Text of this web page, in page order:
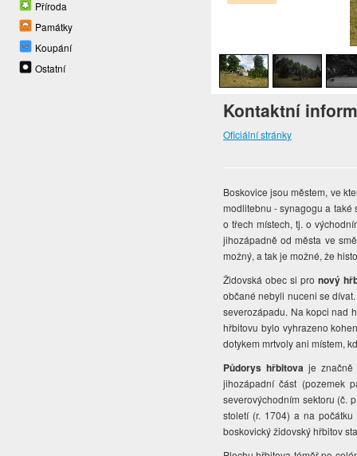
Příroda
Památky
Koupání
Ostatní
Kontaktní
Oficiální stránky
Boskovice jsou městem, ve
modlitebnu - synagogu a
o třech místech, tj. o
jihozápadně od města ve
možný, a tak je možné, že
Židovská obec si pro nový
občané nebyli nuceni se
severozápadu. Na kopci nad
hřbitovu bylo vyhrazeno
dotykem mrtvoly ani místem,
Půdorys hřbitova je značně
jihozápadní část (pozemek
severovýchodním sektoru (č.
století (r. 1704) a na
boskovický židovský hřbitov